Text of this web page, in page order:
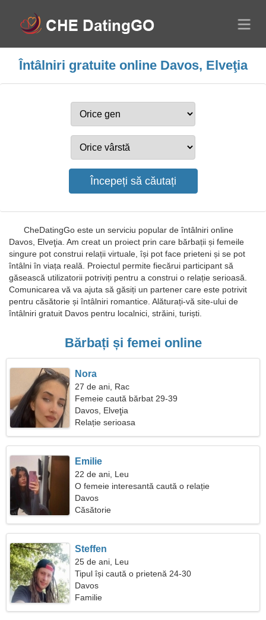
Întâlniri gratuite online Davos, Elveţia
CheDatingGo este un serviciu popular de întâlniri online
Davos, Elveţia. Am creat un proiect prin care bărbații și femeile
singure pot construi relații virtuale, își pot face prieteni și se pot
întâlni în viața reală. Proiectul permite fiecărui participant să
găsească utilizatorii potriviți pentru a construi o relație serioasă.
Comunicarea vă va ajuta să găsiți un partener care este potrivit
pentru căsătorie și întâlniri romantice. Alăturați-vă site-ului de
întâlniri gratuit Davos pentru localnici, străini, turiști.
Bărbați și femei online
Nora
27 de ani, Rac
Femeie caută bărbat 29-39
Davos, Elveţia
Relație serioasa
Emilie
22 de ani, Leu
O femeie interesantă caută o relație
Davos
Căsătorie
Steffen
25 de ani, Leu
Tipul își caută o prietenă 24-30
Davos
Familie